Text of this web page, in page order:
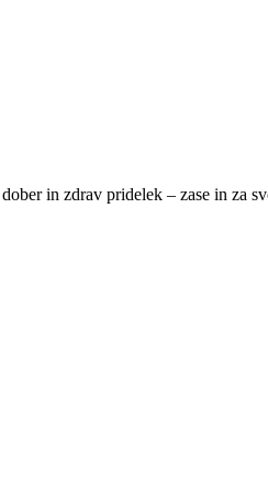
in zdrav pridelek – zase in za